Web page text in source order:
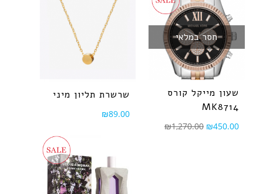
חסר במלאי
שעון מייקל קורס
MK8714
₪1,270.00 ₪450.00
שרשרת תליון מיני
₪89.00